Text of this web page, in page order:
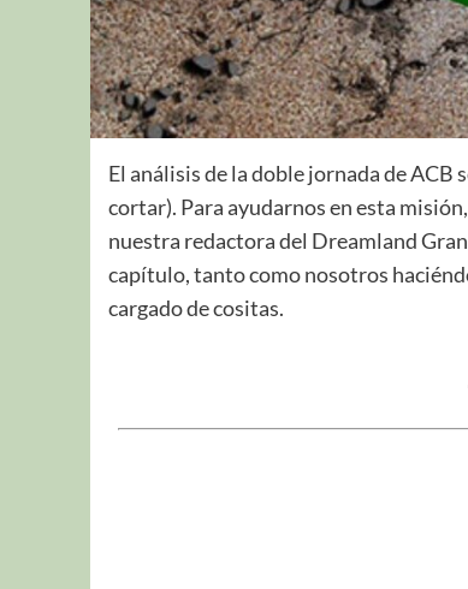
El análisis de la doble jornada de
cortar). Para ayudarnos en esta
nuestra redactora del Dreamland
capítulo, tanto como nosotros
cargado de cositas.